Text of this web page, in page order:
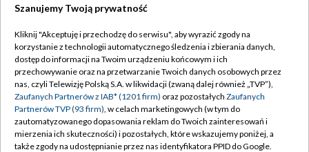
TVP
Abonament TVP
Emisja w TVP
Centrum informacji TVP
Naziemna Telewizja Cyfrowa
Regulamin TVP
Polityka prywatności
Moje zgody
Pomoc
Szanujemy Twoją prywatność
Kliknij "Akceptuję i przechodzę do serwisu", aby wyrazić zgody na
korzystanie z technologii automatycznego śledzenia i zbierania danych,
dostęp do informacji na Twoim urządzeniu końcowym i ich
przechowywanie oraz na przetwarzanie Twoich danych osobowych przez
nas, czyli Telewizję Polską S.A. w likwidacji (zwaną dalej również „TVP”),
Zaufanych Partnerów z IAB* (1201 firm) oraz pozostałych Zaufanych
Partnerów TVP (93 firm), w celach marketingowych (w tym do
zautomatyzowanego dopasowania reklam do Twoich zainteresowań i
mierzenia ich skuteczności) i pozostałych, które wskazujemy poniżej, a
także zgody na udostępnianie przez nas identyfikatora PPID do Google.